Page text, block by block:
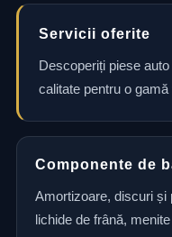
Servicii oferite
Descoperiți piese
calitate pentru o
Componente de
Amortizoare, discuri și
lichide de frână,